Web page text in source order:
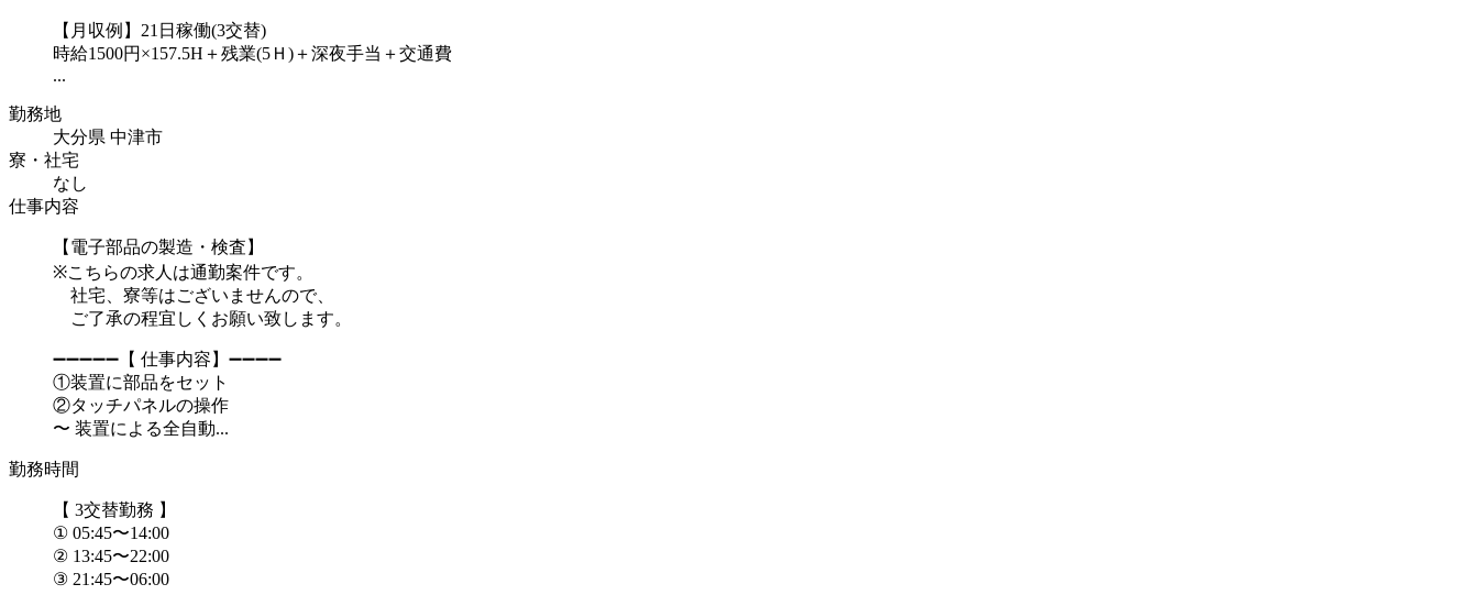
【月収例】21日稼働(3交替)
時給1500円×157.5H＋残業(5Ｈ)＋深夜手当＋交通費
...
勤務地
大分県 中津市
寮・社宅
なし
仕事内容
【電子部品の製造・検査】
※こちらの求人は通勤案件です。
社宅、寮等はございませんので、
ご了承の程宜しくお願い致します。
➖➖➖➖➖【 仕事内容】➖➖➖➖
①装置に部品をセット
②タッチパネルの操作
〜 装置による全自動...
勤務時間
【 3交替勤務 】
① 05:45〜14:00
② 13:45〜22:00
③ 21:45〜06:00